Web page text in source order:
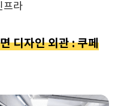
프라
디자인 외관 : 쿠페